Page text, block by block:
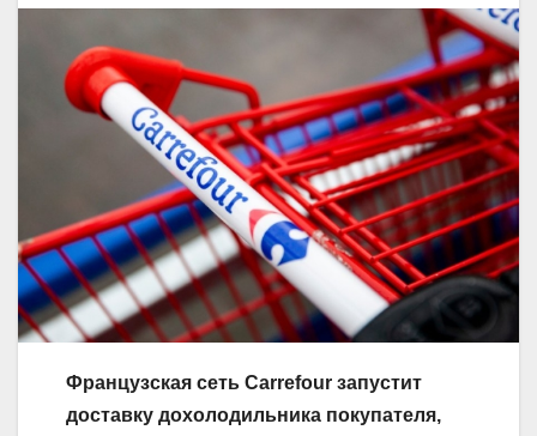
Французская сеть Carrefour запустит
доставку дохолодильника покупателя,